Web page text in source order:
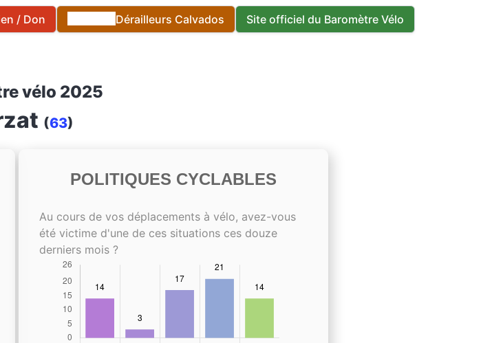
/ Don Dérailleurs Calvados Site officiel du Baromètre Vélo
vélo 2025
(63)
POLITIQUES CYCLABLES
Au cours de vos déplacements à vélo, avez-vous
été victime d'une de ces situations ces douze
derniers mois ?